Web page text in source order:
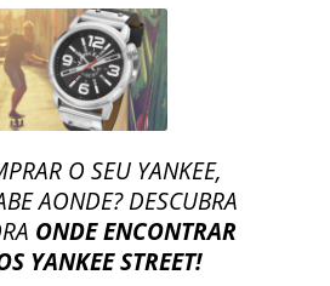
O SEU YANKEE,
AONDE? DESCUBRA
ONDE ENCONTRAR
YANKEE STREET!